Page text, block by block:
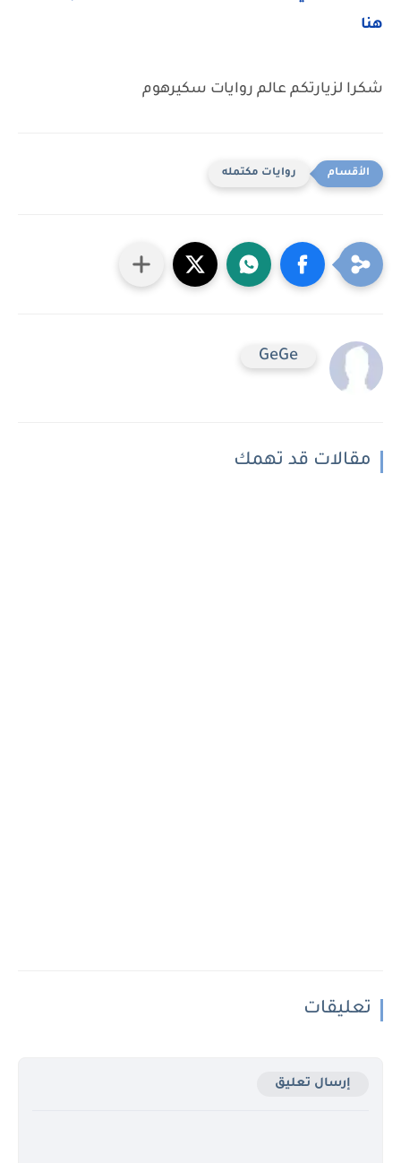
هنا
شكرا لزيارتكم عالم روايات سكيرهوم
روايات مكتمله
GeGe
مقالات قد تهمك
تعليقات
إرسال تعليق